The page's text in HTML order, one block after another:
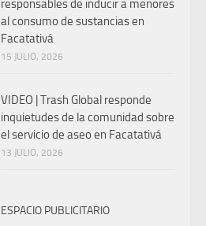
responsables de inducir a menores
al consumo de sustancias en
Facatativá
15 JULIO, 2026
VIDEO | Trash Global responde
inquietudes de la comunidad sobre
el servicio de aseo en Facatativá
13 JULIO, 2026
ESPACIO PUBLICITARIO